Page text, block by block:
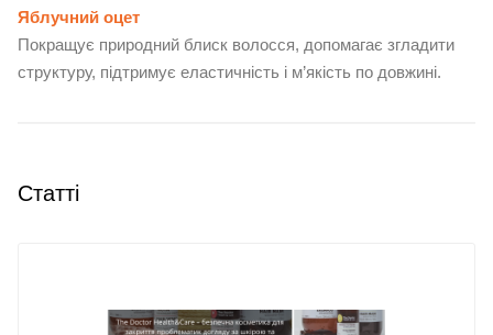
Яблучний оцет
Покращує природний блиск волосся, допомагає згладити
структуру, підтримує еластичність і м’якість по довжині.
Статті